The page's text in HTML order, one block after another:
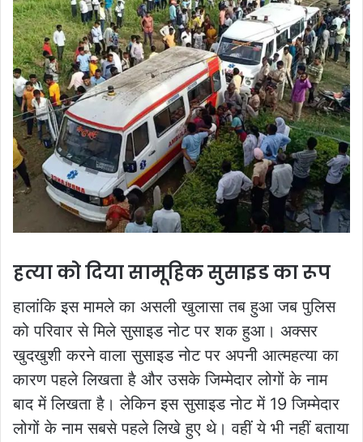
हत्या को दिया सामूहिक सुसाइड का रूप
हालांकि इस मामले का असली खुलासा तब हुआ जब पुलिस
को परिवार से मिले सुसाइड नोट पर शक हुआ। अक्सर
खुदखुशी करने वाला सुसाइड नोट पर अपनी आत्महत्या का
कारण पहले लिखता है और उसके जिम्मेदार लोगों के नाम
बाद में लिखता है। लेकिन इस सुसाइड नोट में 19 जिम्मेदार
लोगों के नाम सबसे पहले लिखे हुए थे। वहीं ये भी नहीं बताया